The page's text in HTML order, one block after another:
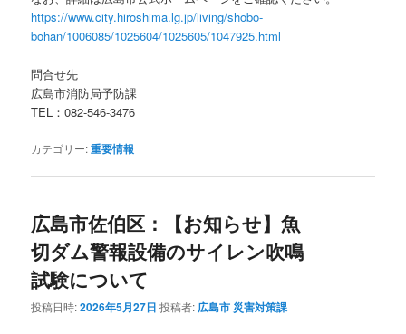
https://www.city.hiroshima.lg.jp/living/shobo-
bohan/1006085/1025604/1025605/1047925.html
問合せ先
広島市消防局予防課
TEL：082-546-3476
カテゴリー:重要情報
広島市佐伯区：【お知らせ】魚
切ダム警報設備のサイレン吹鳴
試験について
投稿日時:2026年5月27日 投稿者: 広島市 災害対策課